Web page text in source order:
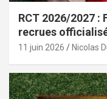
RCT 2026/2027 :
recrues
11 juin 2026 Nicolas